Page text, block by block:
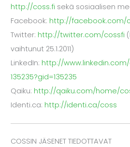
http://coss.fi sekä sosiaalisen
Facebook: http://facebook.com/
Twitter: http://twitter.com/cossfi
vaihtunut 25.1.2011)
LinkedIn: http://
135235?gid=135235
Qaiku: http://qaiku.com/home/
Identi.ca: http://identi.ca/coss
COSSIN JÄSENET TIEDOTTAVAT